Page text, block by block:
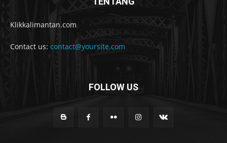
Klikkalimantan.com
Contact us: contact@yoursite.com
FOLLOW US